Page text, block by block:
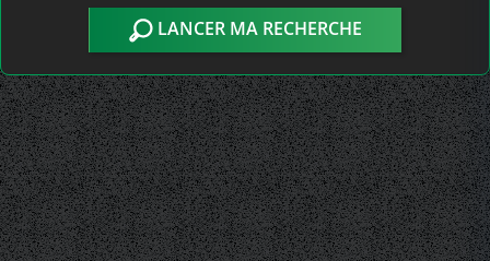
LANCER MA RECHERCHE